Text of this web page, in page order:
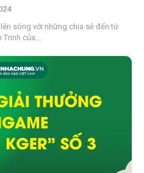
sóng với những chia sẻ đến từ
Trinh của...